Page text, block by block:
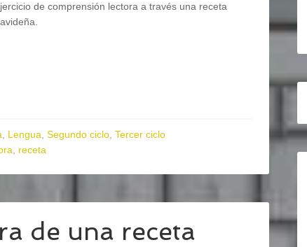
de comprensión lectora a través una receta
Lengua Segundo ciclo Tercer ciclo
receta
de una receta